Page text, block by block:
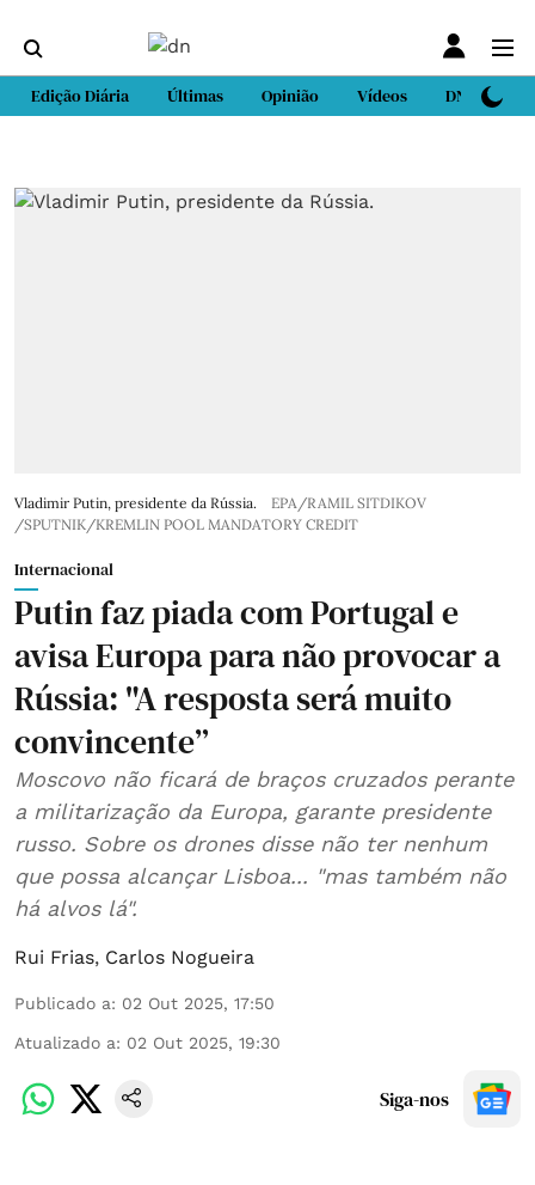
Edição Diária Últimas Opinião Vídeos DN Sport
Vladimir Putin, presidente da Rússia.
EPA/RAMIL SITDIKOV
/SPUTNIK/KREMLIN POOL MANDATORY CREDIT
Internacional
Putin faz piada com Portugal e
avisa Europa para não provocar a
Rússia: "A resposta será muito
convincente”
Moscovo não ficará de braços cruzados perante
a militarização da Europa, garante presidente
russo. Sobre os drones disse não ter nenhum
que possa alcançar Lisboa... "mas também não
há alvos lá".
Rui Frias, Carlos Nogueira
Publicado a: 02 Out 2025, 17:50
Atualizado a: 02 Out 2025, 19:30
Siga-nos